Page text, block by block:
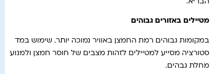
הבריא.
מטיילים באזורים גבוהים
במקומות גבוהים רמת החמצן באוויר נמוכה יותר. שימוש במד
סטורציה מסייע למטיילים לזהות מצבים של חוסר חמצן ולמנוע
מחלת גבהים.